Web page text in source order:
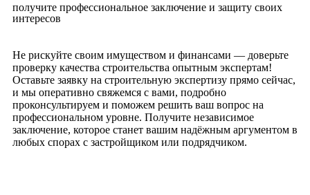
получите профессиональное заключение и защиту своих
интересов
Не рискуйте своим имуществом и финансами — доверьте
проверку качества строительства опытным экспертам!
Оставьте заявку на строительную экспертизу прямо сейчас,
и мы оперативно свяжемся с вами, подробно
проконсультируем и поможем решить ваш вопрос на
профессиональном уровне. Получите независимое
заключение, которое станет вашим надёжным аргументом в
любых спорах с застройщиком или подрядчиком.